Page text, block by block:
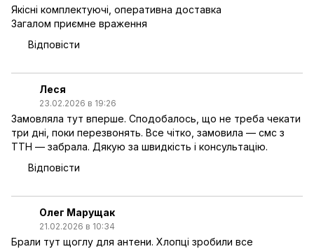
Якісні комплектуючі, оперативна доставка
Загалом приємне враження
Відповісти
Леся
23.02.2026 в 19:26
Замовляла тут вперше. Сподобалось, що не треба чекати
три дні, поки перезвонять. Все чітко, замовила — смс з
ТТН — забрала. Дякую за швидкість і консультацію.
Відповісти
Олег Марущак
21.02.2026 в 10:34
Брали тут щоглу для антени. Хлопці зробили все